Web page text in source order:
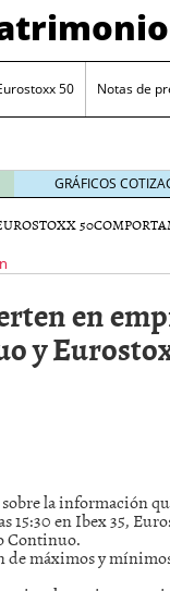
50 Notas de
adicional
mayo
IBEX35.
GRÁFICOS
50
en
y
la información
15:30 en Ibex 35,
Continuo.
máximos y